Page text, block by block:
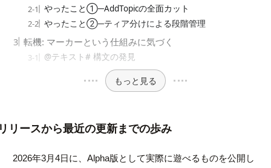
やったこと①─AddTopicの全面カット
やったこと②─ティア分けによる段階管理
転機: マーカーという仕組みに気づく
@テキスト# 構文の発見
もっと見る
リースから最近の更新までの歩み
2026年3月4日に、Alpha版として実際に遊べるものを公開し